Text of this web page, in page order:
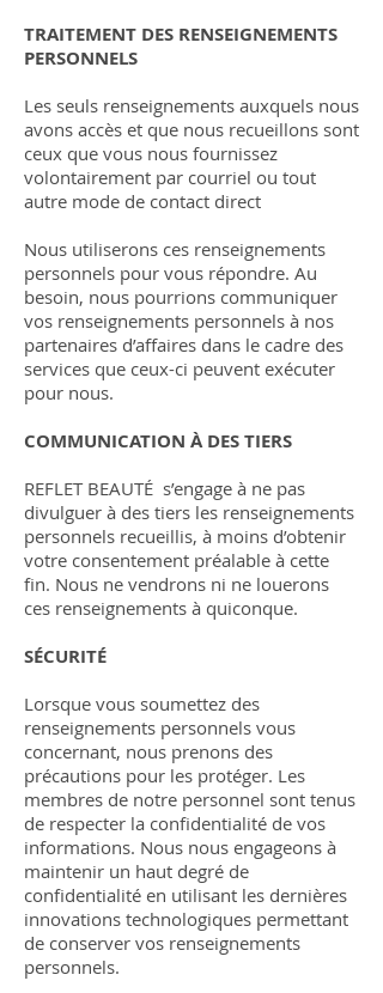
TRAITEMENT DES RENSEIGNEMENTS
PERSONNELS
Les seuls renseignements auxquels nous
avons accès et que nous recueillons sont
ceux que vous nous fournissez
volontairement par courriel ou tout
autre mode de contact direct
Nous utiliserons ces renseignements
personnels pour vous répondre. Au
besoin, nous pourrions communiquer
vos renseignements personnels à nos
partenaires d’affaires dans le cadre des
services que ceux-ci peuvent exécuter
pour nous.
COMMUNICATION À DES TIERS
REFLET BEAUTÉ s’engage à ne pas
divulguer à des tiers les renseignements
personnels recueillis, à moins d’obtenir
votre consentement préalable à cette
fin. Nous ne vendrons ni ne louerons
ces renseignements à quiconque.
SÉCURITÉ
Lorsque vous soumettez des
renseignements personnels vous
concernant, nous prenons des
précautions pour les protéger. Les
membres de notre personnel sont tenus
de respecter la confidentialité de vos
informations. Nous nous engageons à
maintenir un haut degré de
confidentialité en utilisant les dernières
innovations technologiques permettant
de conserver vos renseignements
personnels.